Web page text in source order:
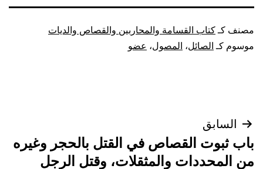
مصنف كـكتاب القسامة والمحاربين والقصاص والديات
موسوم كـ الصائل، المصول، عضو
تصفّح
المقالات
السابق
باب ثبوت القصاص في القتل بالحجر وغيره
من المحددات والمثقلات، وقتل الرجل